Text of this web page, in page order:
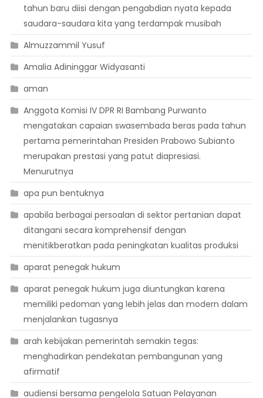
tahun baru diisi dengan pengabdian nyata kepada
saudara-saudara kita yang terdampak musibah
Almuzzammil Yusuf
Amalia Adininggar Widyasanti
aman
Anggota Komisi IV DPR RI Bambang Purwanto
mengatakan capaian swasembada beras pada tahun
pertama pemerintahan Presiden Prabowo Subianto
merupakan prestasi yang patut diapresiasi.
Menurutnya
apa pun bentuknya
apabila berbagai persoalan di sektor pertanian dapat
ditangani secara komprehensif dengan
menitikberatkan pada peningkatan kualitas produksi
aparat penegak hukum
aparat penegak hukum juga diuntungkan karena
memiliki pedoman yang lebih jelas dan modern dalam
menjalankan tugasnya
arah kebijakan pemerintah semakin tegas:
menghadirkan pendekatan pembangunan yang
afirmatif
audiensi bersama pengelola Satuan Pelayanan